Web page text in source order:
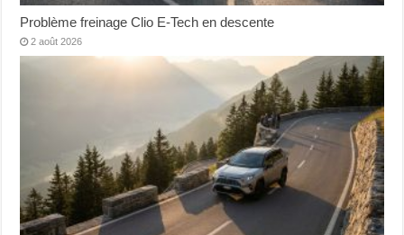
Problème freinage Clio E-Tech en descente
2 août 2026